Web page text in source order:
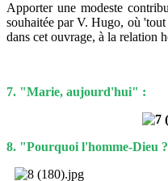
Apporter une modeste
souhaitée par V. Hugo, où
dans cet ouvrage, à la relation
7. "Marie, aujourd'hui" :
8. "Pourquoi l'homme-Dieu